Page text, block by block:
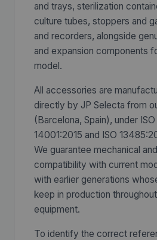
and trays, sterilization
culture tubes, stoppers and
and recorders, alongside
and expansion components
model.
All accessories are
directly by JP Selecta from
(Barcelona, Spain), under
14001:2015 and ISO
We guarantee mechanical
compatibility with current
with earlier generations
keep in production
equipment.
To identify the correct